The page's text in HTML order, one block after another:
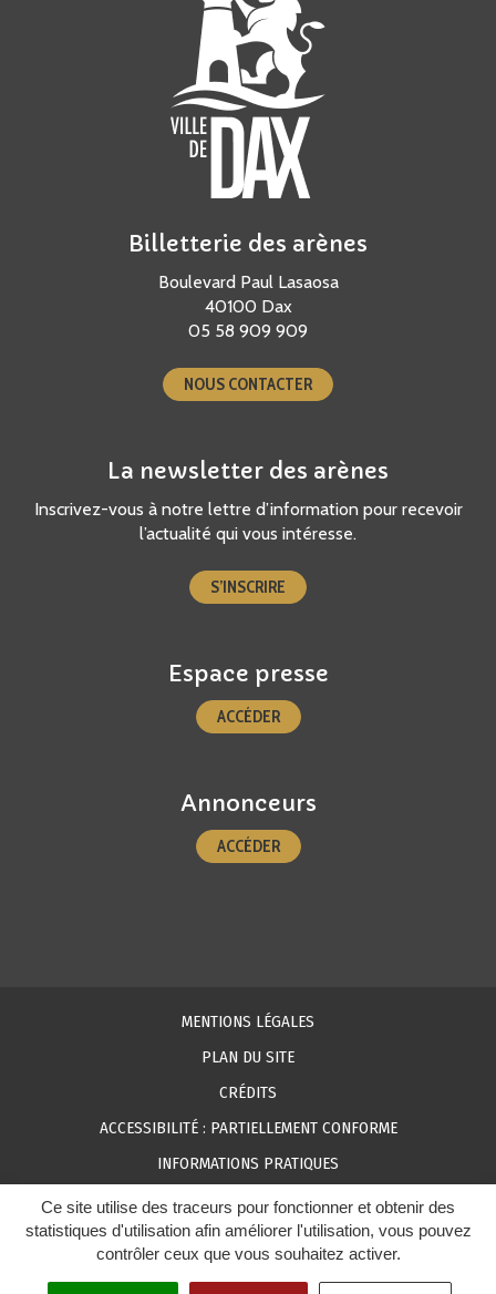
Ce site utilise des traceurs pour fonctionner et obtenir des
statistiques d'utilisation afin améliorer l'utilisation, vous pouvez
contrôler ceux que vous souhaitez activer.
Billetterie des arènes
Boulevard Paul Lasaosa
40100 Dax
05 58 909 909
NOUS CONTACTER
La newsletter des arènes
Inscrivez-vous à notre lettre d’information pour recevoir
l’actualité qui vous intéresse.
S’INSCRIRE
Espace presse
ACCÉDER
Annonceurs
ACCÉDER
MENTIONS LÉGALES
PLAN DU SITE
CRÉDITS
ACCESSIBILITÉ : PARTIELLEMENT CONFORME
INFORMATIONS PRATIQUES